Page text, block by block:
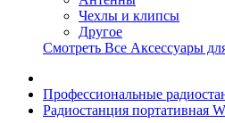
Чехлы и клипсы
Другое
Смотреть Все Аксессуары
Профессиональные
Радиостанция портативная